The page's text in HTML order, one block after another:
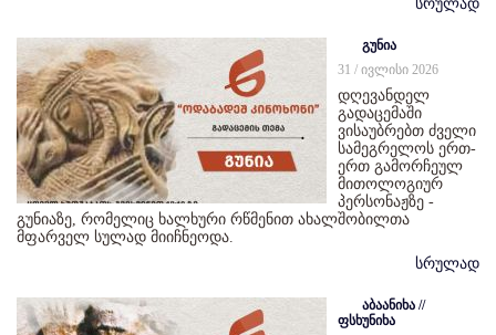
სრულად
გუნია
31 / ივლისი 2026
დღევანდელ
გადაცემაში
ვისაუბრებთ ძველი
სამეგრელოს ერთ-
ერთ გამორჩეულ
მითოლოგიურ
პერსონაჟზე -
გუნიაზე, რომელიც ხალხური რწმენით ახალშობილთა
მფარველ სულად მიიჩნეოდა.
სრულად
აბაანიხა //
ფსხუნიხა